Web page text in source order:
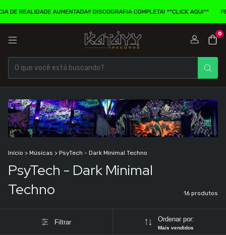
AUMENTADA!! DISCOGRAFIA COMPLETA! **CLICK AQUI**
0
Início > Músicas > PsyTech - Dark Minimal Techno
PsyTech - Dark Minimal
Techno
16 produtos
Filtrar Ordenar por:
Mais vendidos